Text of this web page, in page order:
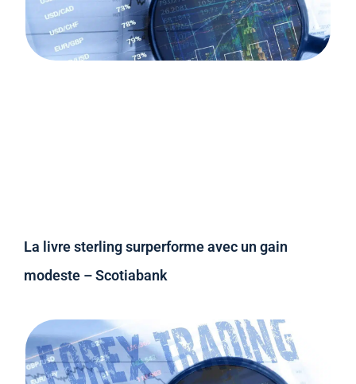
La livre sterling surperforme avec un gain
modeste – Scotiabank